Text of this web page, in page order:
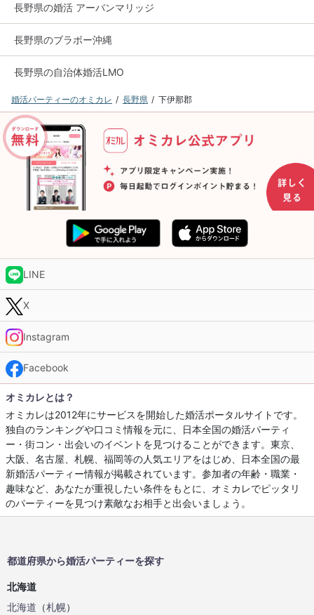
長野県の婚活 アーバンマリッジ
長野県のブラボー沖縄
長野県の自治体婚活LMO
婚活パーティーのオミカレ 長野県 下伊那郡
LINE
X
Instagram
Facebook
オミカレとは？
オミカレは2012年にサービスを開始した婚活ポータルサイトです。
独自のランキングや口コミ情報を元に、日本全国の婚活パーティ
ー・街コン・出会いのイベントを見つけることができます。東京、
大阪、名古屋、札幌、福岡等の人気エリアをはじめ、日本全国の最
新婚活パーティー情報が掲載されています。参加者の年齢・職業・
趣味など、あなたが重視したい条件をもとに、オミカレでピッタリ
のパーティーを見つけ素敵なお相手と出会いましょう。
都道府県から婚活パーティーを探す
北海道
北海道 （札幌）